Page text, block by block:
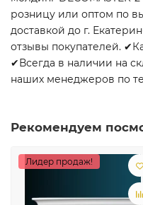
розницу или оптом по
доставкой до г.
отзывы покупателей.
✔Всегда в наличии на
наших менеджеров по
Рекомендуем
Лидер продаж!